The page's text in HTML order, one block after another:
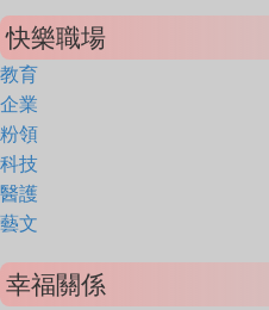
快樂職場
教育
企業
粉領
科技
醫護
藝文
幸福關係